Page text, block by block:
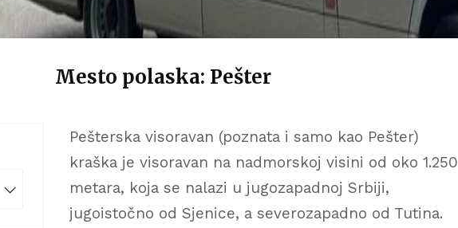
Mesto polaska: Pešter
Pešterska visoravan (poznata i samo kao Pešter)
kraška je visoravan na nadmorskoj visini od oko 1.250
metara, koja se nalazi u jugozapadnoj Srbiji,
jugoistočno od Sjenice, a severozapadno od Tutina.